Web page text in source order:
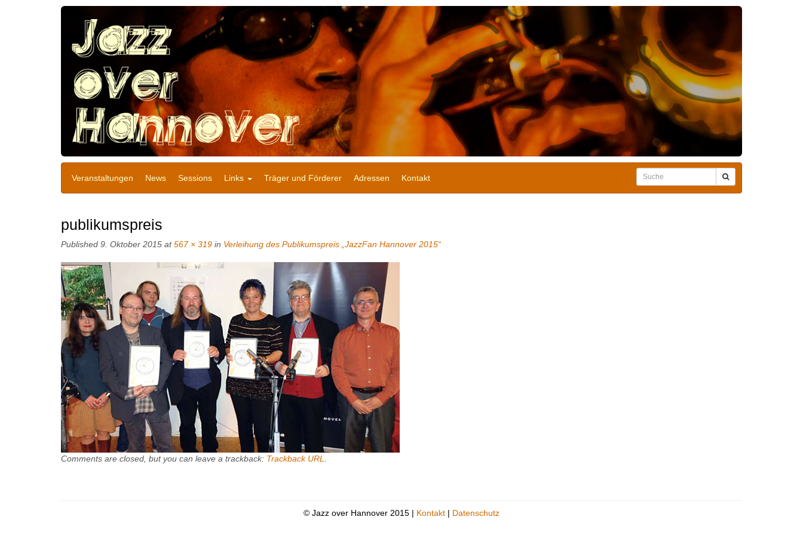
Veranstaltungen News Sessions Links Träger und Förderer Adressen Kontakt
publikumspreis
Published 9. Oktober 2015 at567 × 319 in Verleihung des Publikumspreis „JazzFan Hannover 2015“
Comments are closed, but you can leave a trackback: Trackback URL.
© Jazz over Hannover 2015 | Kontakt | Datenschutz